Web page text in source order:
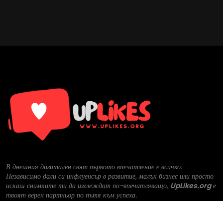
В днешния дигитален свят първото впечатление е всичко.
Независимо дали си инфлуенсър в развитие, малък бизнес или просто
искаш снимките ти да изглеждат по-впечатляващо, UpLikes.orgе
твоят верен партньор по пътя към успеха.